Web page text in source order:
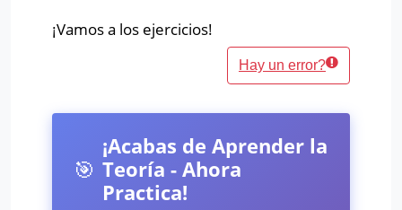
¡Vamos a los ejercicios!
Hay un error?
🎯
¡Acabas de Aprender la
Teoría - Ahora
Practica!